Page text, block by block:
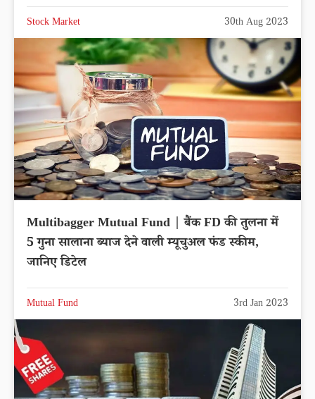
Stock Market 30th Aug 2023
Multibagger Mutual Fund | बैंक FD की तुलना में
5 गुना सालाना ब्याज देने वाली म्यूचुअल फंड स्कीम,
जानिए डिटेल
Mutual Fund 3rd Jan 2023